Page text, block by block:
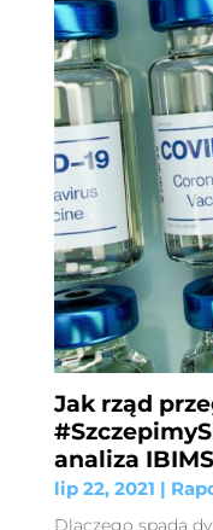
Jak rząd
analiza IBIMS
lip 22, 2021 |
Dlaczego spada